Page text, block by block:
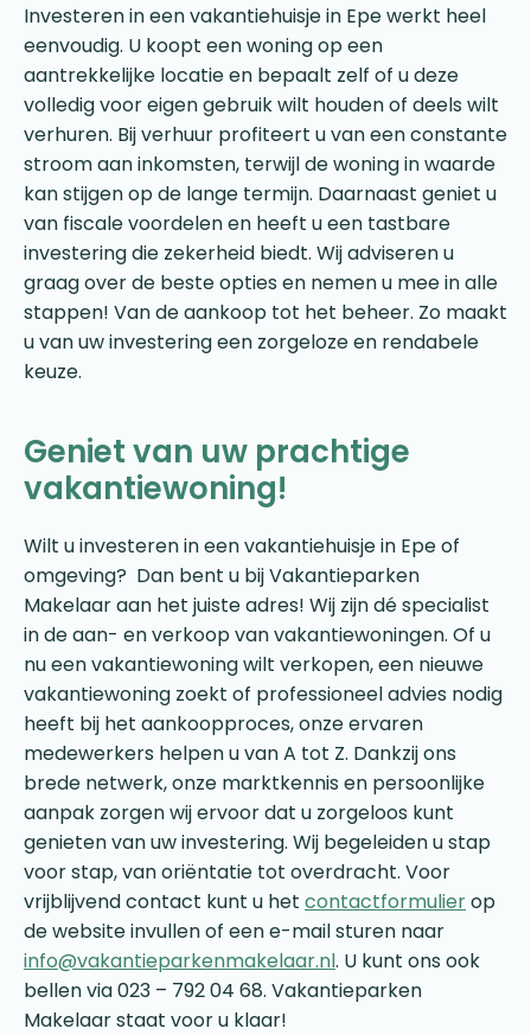
Investeren in een vakantiehuisje in Epe werkt heel
eenvoudig. U koopt een woning op een
aantrekkelijke locatie en bepaalt zelf of u deze
volledig voor eigen gebruik wilt houden of deels wilt
verhuren. Bij verhuur profiteert u van een constante
stroom aan inkomsten, terwijl de woning in waarde
kan stijgen op de lange termijn. Daarnaast geniet u
van fiscale voordelen en heeft u een tastbare
investering die zekerheid biedt. Wij adviseren u
graag over de beste opties en nemen u mee in alle
stappen! Van de aankoop tot het beheer. Zo maakt
u van uw investering een zorgeloze en rendabele
keuze.
Geniet van uw prachtige
vakantiewoning!
Wilt u investeren in een vakantiehuisje in Epe of
omgeving? Dan bent u bij Vakantieparken
Makelaar aan het juiste adres! Wij zijn dé specialist
in de aan- en verkoop van vakantiewoningen. Of u
nu een vakantiewoning wilt verkopen, een nieuwe
vakantiewoning zoekt of professioneel advies nodig
heeft bij het aankoopproces, onze ervaren
medewerkers helpen u van A tot Z. Dankzij ons
brede netwerk, onze marktkennis en persoonlijke
aanpak zorgen wij ervoor dat u zorgeloos kunt
genieten van uw investering. Wij begeleiden u stap
voor stap, van oriëntatie tot overdracht. Voor
vrijblijvend contact kunt u het contactformulierop
de website invullen of een e-mail sturen naar
info@vakantieparkenmakelaar.nl. U kunt ons ook
bellen via 023 – 792 04 68. Vakantieparken
Makelaar staat voor u klaar!